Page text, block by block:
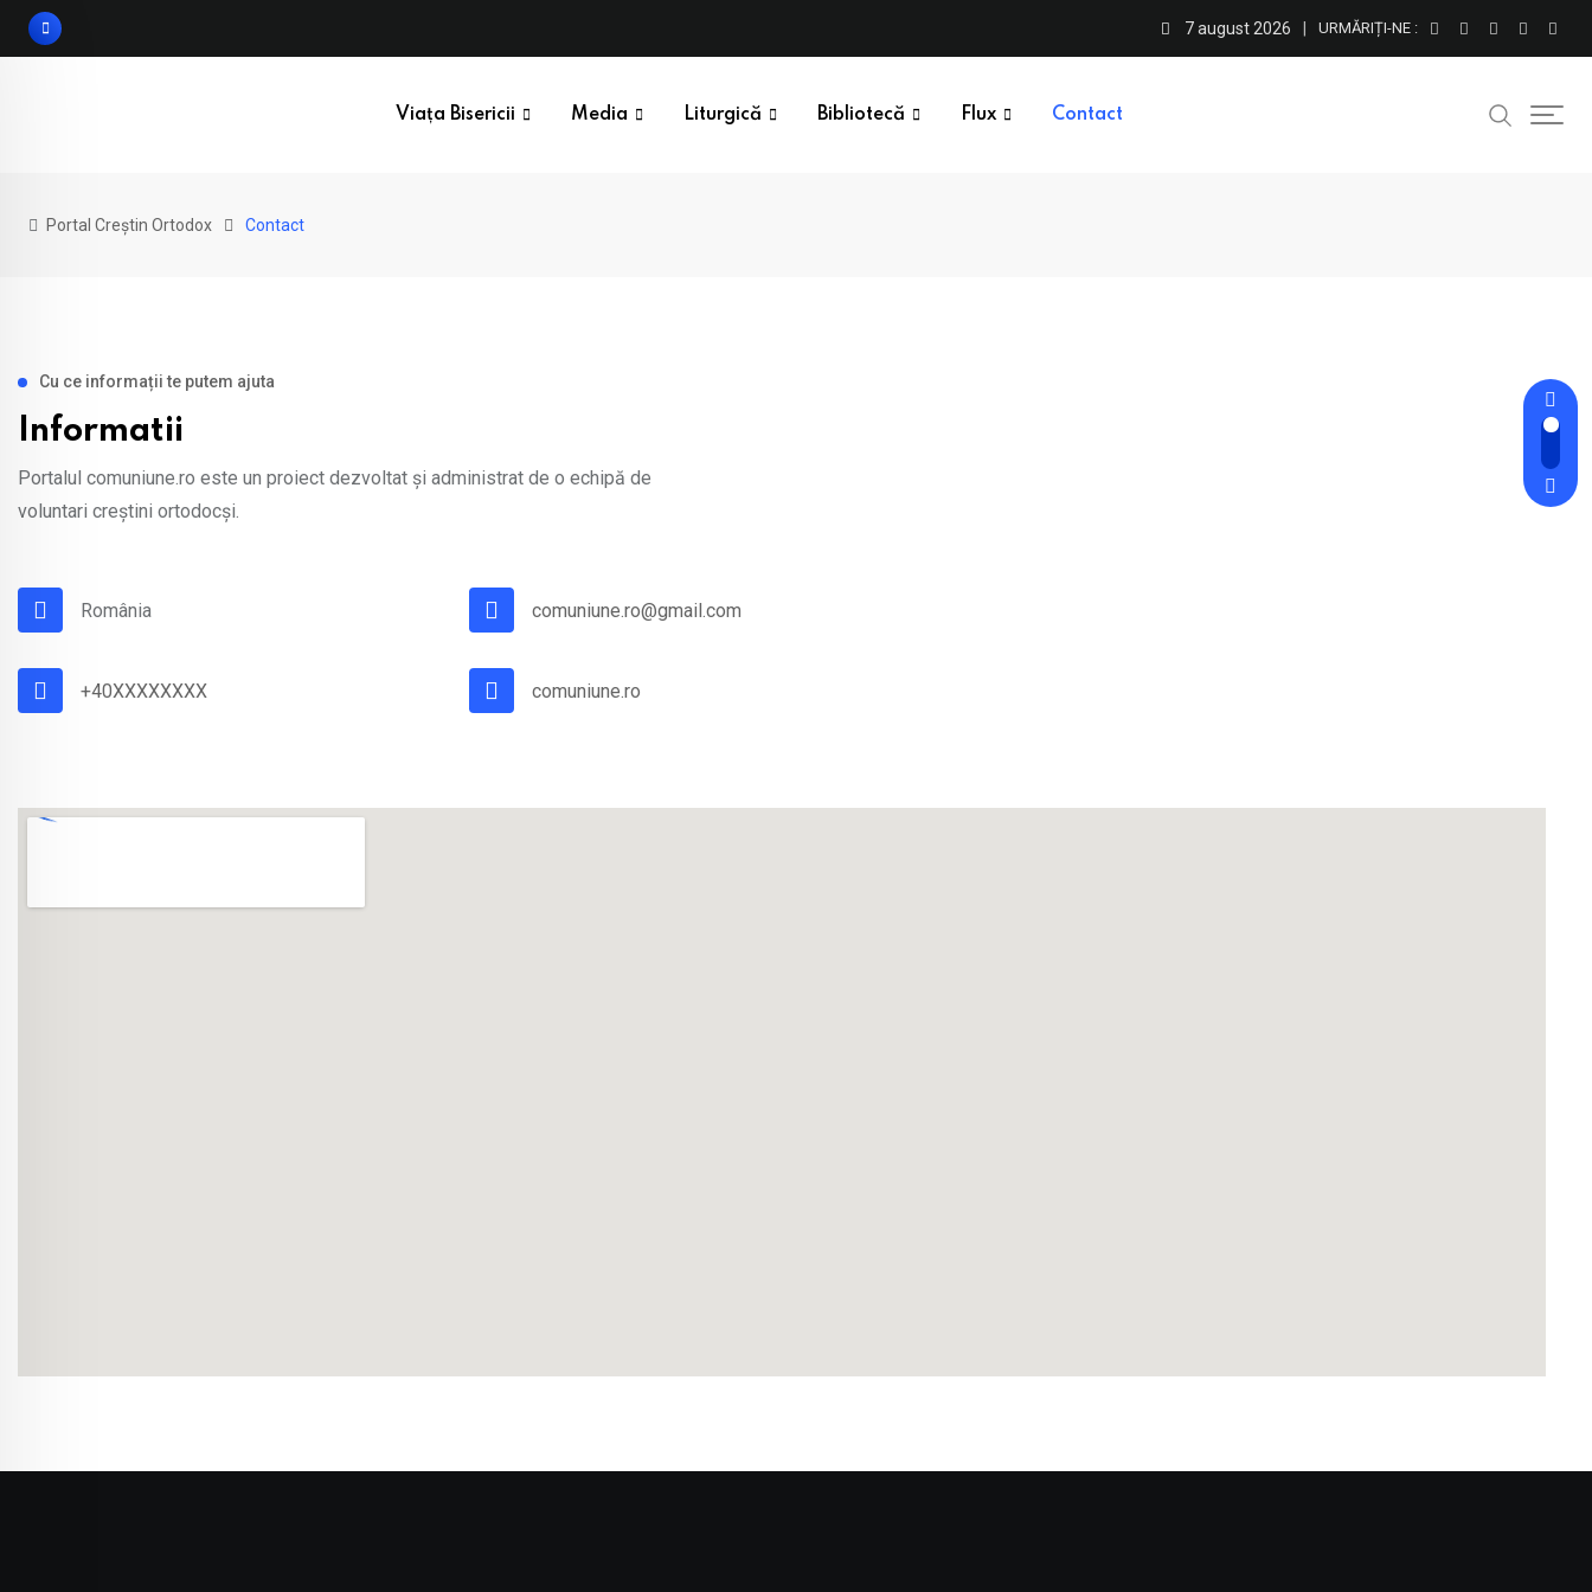
7 august 2026 URMĂRIȚI-NE :
Viața Bisericii Media Liturgică Bibliotecă Flux Contact
Portal Creștin Ortodox Contact
Cu ce informații te putem ajuta
Informatii
Portalul comuniune.ro este un proiect dezvoltat și administrat de o echipă de
voluntari creștini ortodocși.
România
+40XXXXXXXX
comuniune.ro@gmail.com
comuniune.ro